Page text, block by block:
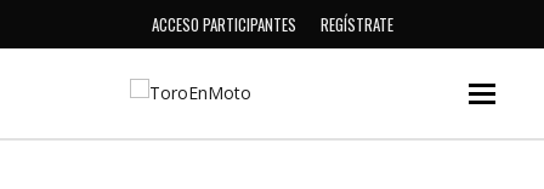
ACCESO PARTICIPANTES REGÍSTRATE